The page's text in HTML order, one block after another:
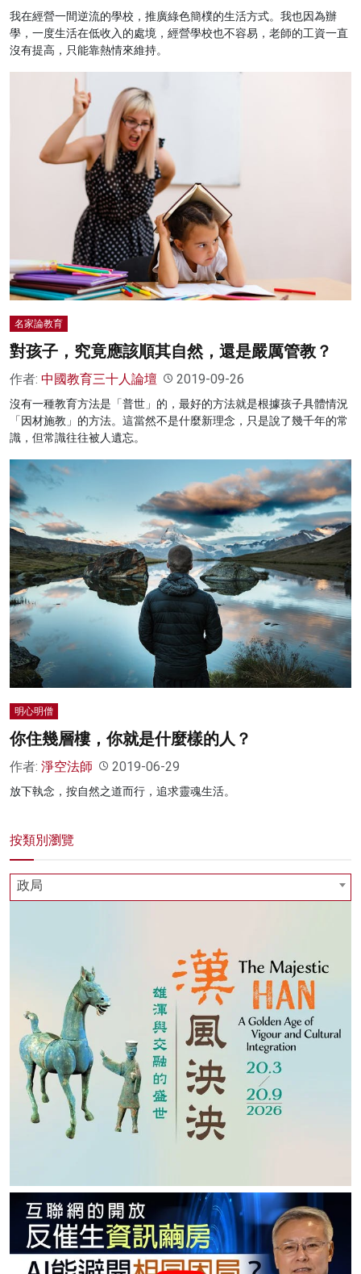
我在經營一間逆流的學校，推廣綠色簡樸的生活方式。我也因為辦
學，一度生活在低收入的處境，經營學校也不容易，老師的工資一直
沒有提高，只能靠熱情來維持。
名家論教育
對孩子，究竟應該順其自然，還是嚴厲管教？
作者: 中國教育三十人論壇 2019-09-26
沒有一種教育方法是「普世」的，最好的方法就是根據孩子具體情況
「因材施教」的方法。這當然不是什麼新理念，只是說了幾千年的常
識，但常識往往被人遺忘。
明心明僧
你住幾層樓，你就是什麼樣的人？
作者: 淨空法師 2019-06-29
放下執念，按自然之道而行，追求靈魂生活。
按類別瀏覽
政局